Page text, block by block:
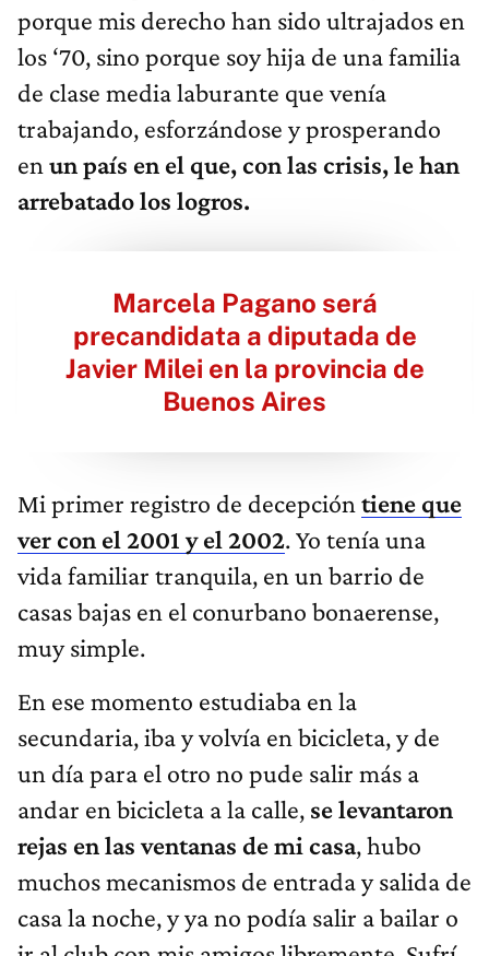
porque mis derecho han sido ultrajados en
los ‘70, sino porque soy hija de una familia
de clase media laburante que venía
trabajando, esforzándose y prosperando
en un país en el que,con las crisis, le han
arrebatado los logros.
Marcela Pagano será
precandidata a diputada de
Javier Milei en la provincia de
Buenos Aires
Mi primer registro de decepción tiene que
ver con el 2001 y el 2002. Yo tenía una
vida familiar tranquila, en un barrio de
casas bajas en el conurbano bonaerense,
muy simple.
En ese momento estudiaba en la
secundaria, iba y volvía en bicicleta, y de
un día para el otro no pude salir más a
andar en bicicleta a la calle, se levantaron
rejas en las ventanas de mi casa, hubo
muchos mecanismos de entrada y salida de
casa la noche, y ya no podía salir a bailar o